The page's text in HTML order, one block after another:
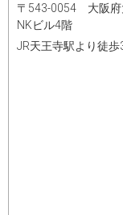
〒543-0054 大阪府
NKビル4階
JR天王寺駅より徒歩